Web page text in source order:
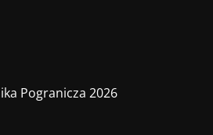
Pogranicza 2026